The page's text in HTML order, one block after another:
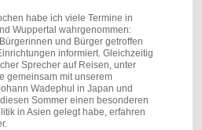
habe ich viele Termine in
Wuppertal wahrgenommen:
und Bürger getroffen
informiert. Gleichzeitig
Sprecher auf Reisen, unter
gemeinsam mit unserem
Wadephul in Japan und
Sommer einen besonderen
in Asien gelegt habe, erfahren